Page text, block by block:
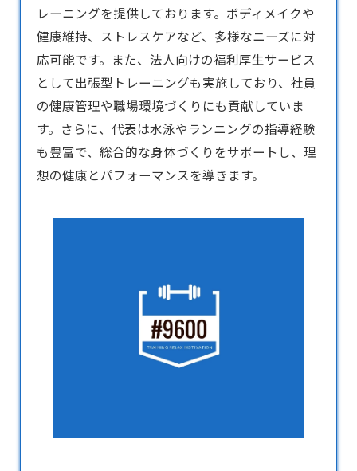
レーニングを提供しております。ボディメイクや
健康維持、ストレスケアなど、多様なニーズに対
応可能です。また、法人向けの福利厚生サービス
として出張型トレーニングも実施しており、社員
の健康管理や職場環境づくりにも貢献していま
す。さらに、代表は水泳やランニングの指導経験
も豊富で、総合的な身体づくりをサポートし、理
想の健康とパフォーマンスを導きます。